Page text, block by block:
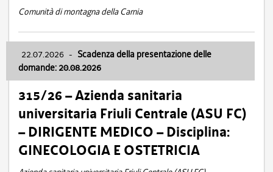
Comunità di montagna della Carnia
22.07.2026 - Scadenza della presentazione delle
domande: 20.08.2026
315/26 – Azienda sanitaria
universitaria Friuli Centrale (ASU FC)
– DIRIGENTE MEDICO – Disciplina:
GINECOLOGIA E OSTETRICIA